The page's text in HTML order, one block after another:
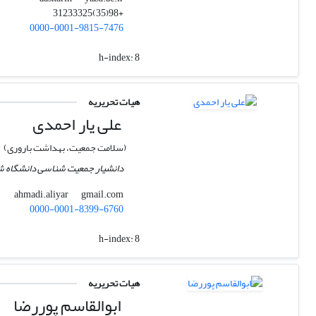
+98(35)31233325
0000-0001-9815-7476
h-index:8
هیات تحریریه
علی یار احمدی
(سلامت جمعیت، بهداشت باروری)
دانشیار جمعیت شناسی دانشگاه
ahmadi.aliyar
gmail.com
0000-0001-8399-6760
h-index:8
هیات تحریریه
ابوالقاسم پوررضا